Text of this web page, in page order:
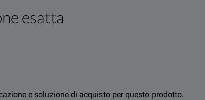
esatta
e soluzione di acquisto per questo prodotto.
three-phase voltage systems)